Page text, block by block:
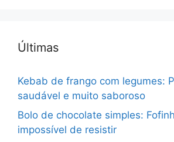
Últimas
Kebab de frango com legumes:
saudável e muito saboroso
Bolo de chocolate simples:
impossível de resistir